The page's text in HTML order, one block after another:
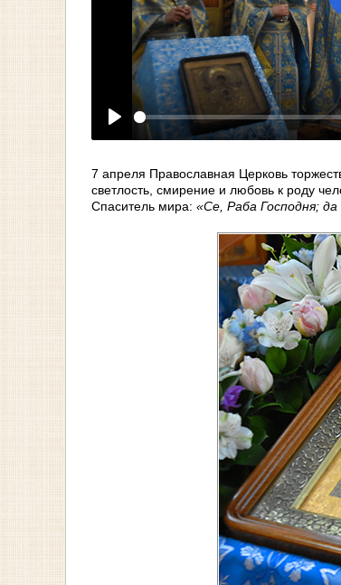
7 апреля Православная Церковь
светлость, смирение и любовь к роду
Спаситель мира: «Се, Раба Господня;